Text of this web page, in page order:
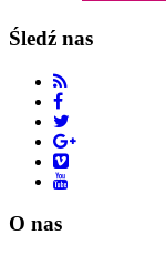
Śledź nas
O nas